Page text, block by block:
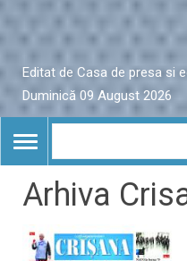
Editat de Casa de presa si
Duminică 09 August 2026
TOGGLE
NAVIGATION
Arhiva